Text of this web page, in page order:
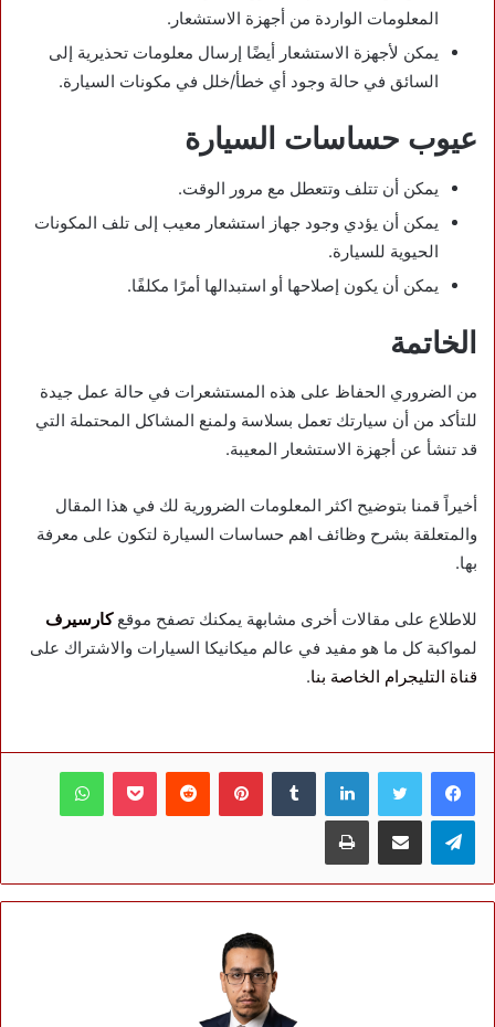
المعلومات الواردة من أجهزة الاستشعار.
يمكن لأجهزة الاستشعار أيضًا إرسال معلومات تحذيرية إلى
السائق في حالة وجود أي خطأ/خلل في مكونات السيارة.
عيوب حساسات السيارة
يمكن أن تتلف وتتعطل مع مرور الوقت.
يمكن أن يؤدي وجود جهاز استشعار معيب إلى تلف المكونات
الحيوية للسيارة.
يمكن أن يكون إصلاحها أو استبدالها أمرًا مكلفًا.
الخاتمة
من الضروري الحفاظ على هذه المستشعرات في حالة عمل جيدة
للتأكد من أن سيارتك تعمل بسلاسة ولمنع المشاكل المحتملة التي
قد تنشأ عن أجهزة الاستشعار المعيبة.
أخيراً قمنا بتوضيح اكثر المعلومات الضرورية لك في هذا المقال
والمتعلقة بشرح وظائف اهم حساسات السيارة لتكون على معرفة
بها.
للاطلاع على مقالات أخرى مشابهة يمكنك تصفح موقعكارسيرف
لمواكبة كل ما هو مفيد في عالم ميكانيكا السيارات والاشتراك على
قناة التليجرام الخاصة بنا.
فيسبوك تويتر لينكدإن بينتيريست بوكيت واتساب
تيلقرام مشاركة عبر البريد طباعة